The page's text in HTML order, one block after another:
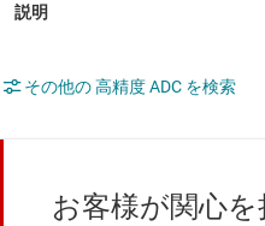
その他の 高精度 ADC を検索
お客様が関心